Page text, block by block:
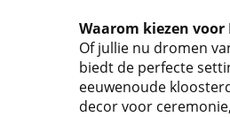
Waarom kiezen
Of jullie nu dromen
biedt de perfecte
eeuwenoude
decor voor